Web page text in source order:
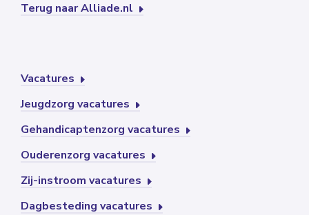
Terug naar Alliade.nl
Vacatures
Jeugdzorg vacatures
Gehandicaptenzorg vacatures
Ouderenzorg vacatures
Zij-instroom vacatures
Dagbesteding vacatures